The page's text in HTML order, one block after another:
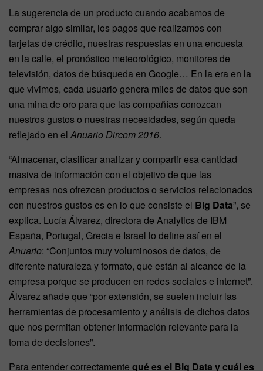
La sugerencia de un producto cuando acabamos de
comprar algo similar, los pagos que realizamos con
tarjetas de crédito, nuestras respuestas en una encuesta
en la calle, el pronóstico meteorológico, monitores de
televisión, datos de búsqueda en Google… En la era en la
que vivimos, cada usuario genera miles de datos que son
una mina de oro para que las compañías conozcan
nuestros gustos o nuestras necesidades, según queda
reflejado en el Anuario Dircom 2016.
“Almacenar, clasificar analizar y compartir esa cantidad
masiva de información con el objetivo de que las
empresas nos ofrezcan productos o servicios relacionados
con nuestros gustos es en lo que consiste el Big Data”, se
explica. Lucía Álvarez, directora de Analytics de IBM
España, Portugal, Grecia e Israel lo define así en el
Anuario: “Conjuntos muy voluminosos de datos, de
diferente naturaleza y formato, que están al alcance de la
empresa porque se producen en redes sociales e internet”.
Álvarez añade que “por extensión, se suelen incluir las
herramientas de procesamiento y análisis de dichos datos
que nos permitan obtener información relevante para la
toma de decisiones”.
Para entender correctamente qué es el Big Data y cuál es